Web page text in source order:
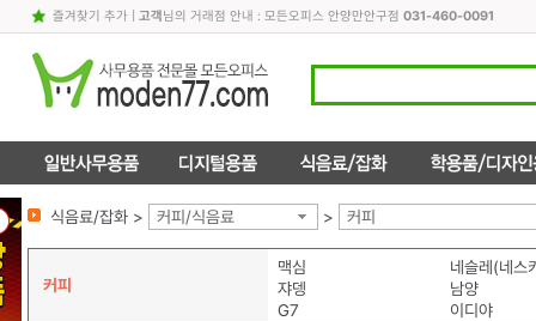
즐겨찾기 추가| 고객님의 거래점 안내 : 모든오피스 안양만안구점 031-460-0091
식음료/잡화 > 커피/식음료 > 커피
커피
맥심
네슬레(네스
쟈뎅
남양
G7
이디야